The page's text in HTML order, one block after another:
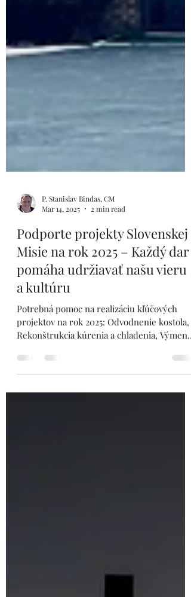
P. Stanislav Bindas, CM
Mar 14, 2025
2 min read
Podporte projekty Slovenskej
Misie na rok 2025 – Každý dar
pomáha udržiavať našu vieru
a kultúru
Potrebná pomoc na realizáciu kľúčových
projektov na rok 2025: Odvodnenie kostola,
okien, a ďalšie